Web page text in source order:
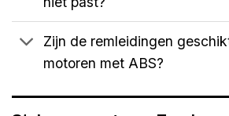
Zijn de remleidingen
motoren met ABS?